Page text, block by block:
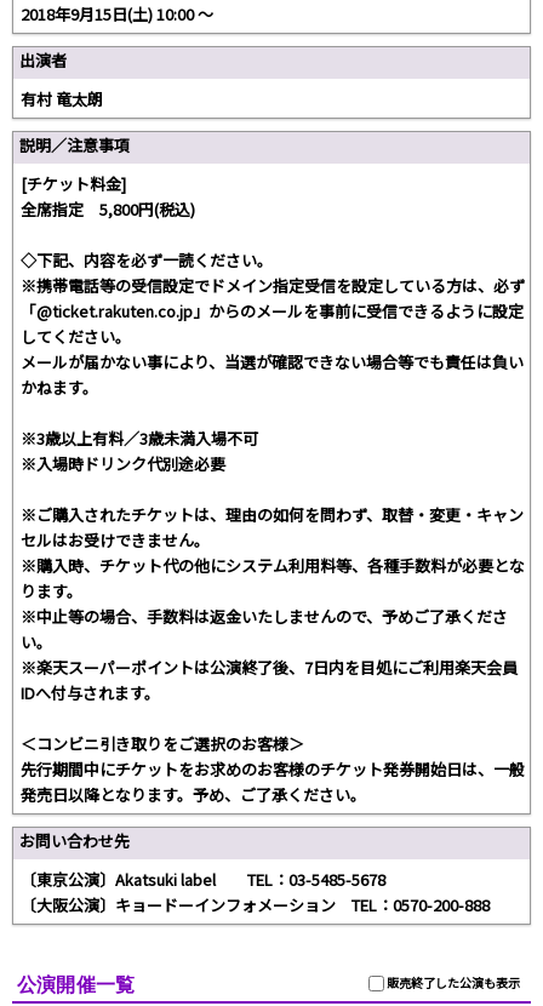
2018年9月15日(土) 10:00 〜
出演者
有村 竜太朗
説明／注意事項
[チケット料金]
全席指定 5,800円(税込)
◇下記、内容を必ず一読ください。
※携帯電話等の受信設定でドメイン指定受信を設定している方は、必ず
「@ticket.rakuten.co.jp」からのメールを事前に受信できるように設定
してください。
メールが届かない事により、当選が確認できない場合等でも責任は負い
かねます。
※3歳以上有料／3歳未満入場不可
※入場時ドリンク代別途必要
※ご購入されたチケットは、理由の如何を問わず、取替・変更・キャン
セルはお受けできません。
※購入時、チケット代の他にシステム利用料等、各種手数料が必要とな
ります。
※中止等の場合、手数料は返金いたしませんので、予めご了承くださ
い。
※楽天スーパーポイントは公演終了後、7日内を目処にご利用楽天会員
IDへ付与されます。
＜コンビニ引き取りをご選択のお客様＞
先行期間中にチケットをお求めのお客様のチケット発券開始日は、一般
発売日以降となります。予め、ご了承ください。
お問い合わせ先
〔東京公演〕Akatsuki label TEL：03-5485-5678
〔大阪公演〕キョードーインフォメーション TEL：0570-200-888
販売終了した公演も表示
公演開催一覧